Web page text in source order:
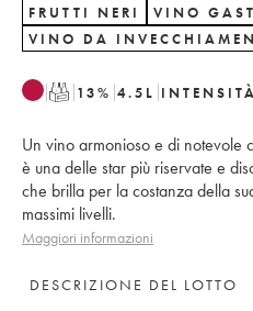
FRUTTI NERI
VINO
VINO DA
T 13% 4.5 L INTENSITÀ
Un vino armonioso e di notevole
è una delle star più riservate e
che brilla per la costanza della
massimi livelli.
Maggiori informazioni
DESCRIZIONE DEL LOTTO